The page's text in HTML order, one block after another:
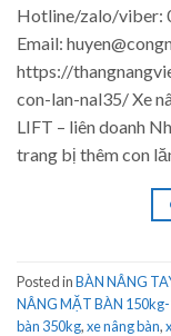
Hotline/zalo/viber:
Email:
https://
con-lan-nal35/ Xe
LIFT – liên doanh
trang bị thêm con
Posted inBÀN NÂNG
NÂNG MẶT BÀN
bàn 350kg,xe nâng bàn,